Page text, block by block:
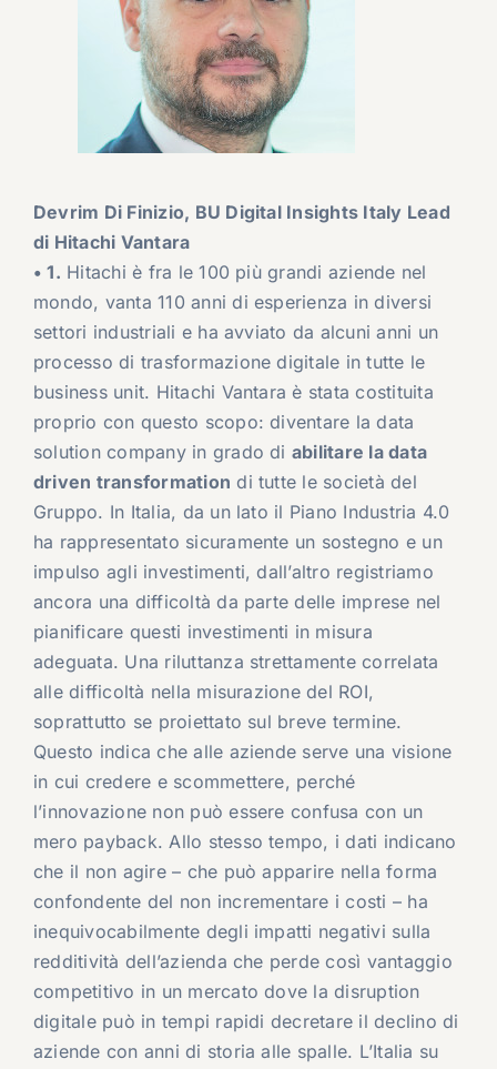
Devrim Di Finizio, BU Digital Insights Italy Lead
di Hitachi Vantara
• 1. Hitachi è fra le 100 più grandi aziende nel
mondo, vanta 110 anni di esperienza in diversi
settori industriali e ha avviato da alcuni anni un
processo di trasformazione digitale in tutte le
business unit. Hitachi Vantara è stata costituita
proprio con questo scopo: diventare la data
solution company in grado di abilitare la data
driven transformation di tutte le società del
Gruppo. In Italia, da un lato il Piano Industria 4.0
ha rappresentato sicuramente un sostegno e un
impulso agli investimenti, dall’altro registriamo
ancora una difficoltà da parte delle imprese nel
pianificare questi investimenti in misura
adeguata. Una riluttanza strettamente correlata
alle difficoltà nella misurazione del ROI,
soprattutto se proiettato sul breve termine.
Questo indica che alle aziende serve una visione
in cui credere e scommettere, perché
l’innovazione non può essere confusa con un
mero payback. Allo stesso tempo, i dati indicano
che il non agire – che può apparire nella forma
confondente del non incrementare i costi – ha
inequivocabilmente degli impatti negativi sulla
redditività dell’azienda che perde così vantaggio
competitivo in un mercato dove la disruption
digitale può in tempi rapidi decretare il declino di
aziende con anni di storia alle spalle. L’Italia su